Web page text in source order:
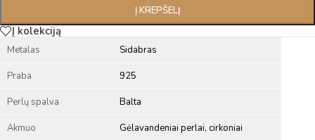
Į KREPŠELĮ
Į kolekciją
Metalas Sidabras
Praba 925
Perlų spalva Balta
Akmuo Gėlavandeniai perlai, cirkoniai